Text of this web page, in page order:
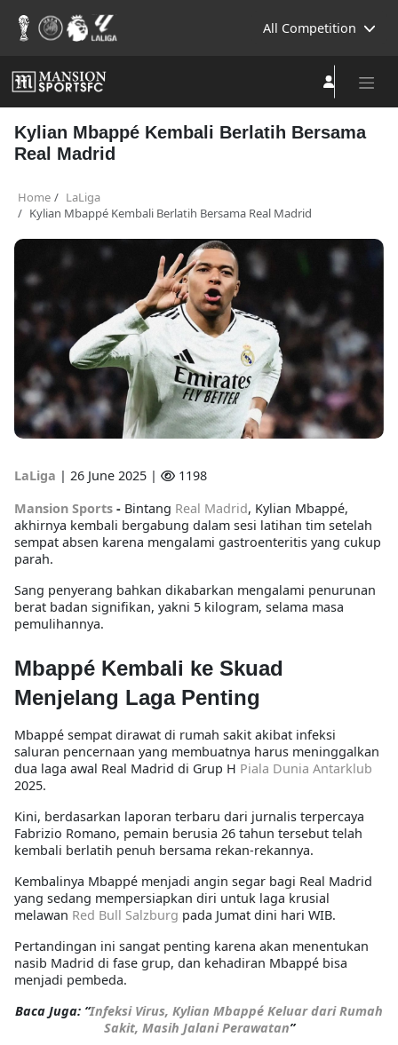
All Competition
Kylian Mbappé Kembali Berlatih Bersama
Real Madrid
Home
LaLiga
Kylian Mbappé Kembali Berlatih Bersama Real Madrid
LaLiga | 26 June 2025 |
1198
Mansion Sports - Bintang Real Madrid, Kylian Mbappé,
akhirnya kembali bergabung dalam sesi latihan tim setelah
sempat absen karena mengalami gastroenteritis yang cukup
parah.
Sang penyerang bahkan dikabarkan mengalami penurunan
berat badan signifikan, yakni 5 kilogram, selama masa
pemulihannya.
Mbappé Kembali ke Skuad
Menjelang Laga Penting
Mbappé sempat dirawat di rumah sakit akibat infeksi
saluran pencernaan yang membuatnya harus meninggalkan
dua laga awal Real Madrid di Grup H Piala Dunia Antarklub
2025.
Kini, berdasarkan laporan terbaru dari jurnalis terpercaya
Fabrizio Romano, pemain berusia 26 tahun tersebut telah
kembali berlatih penuh bersama rekan-rekannya.
Kembalinya Mbappé menjadi angin segar bagi Real Madrid
yang sedang mempersiapkan diri untuk laga krusial
melawan Red Bull Salzburg pada Jumat dini hari WIB.
Pertandingan ini sangat penting karena akan menentukan
nasib Madrid di fase grup, dan kehadiran Mbappé bisa
menjadi pembeda.
Baca Juga: “Infeksi Virus, Kylian Mbappé Keluar dari Rumah
Sakit, Masih Jalani Perawatan”